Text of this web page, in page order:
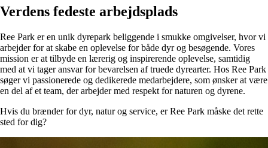
Verdens fedeste arbejdsplads
Ree Park er en unik dyrepark beliggende i smukke omgivelser, hvor vi
arbejder for at skabe en oplevelse for både dyr og besøgende. Vores
mission er at tilbyde en lærerig og inspirerende oplevelse, samtidig
med at vi tager ansvar for bevarelsen af truede dyrearter. Hos Ree Park
søger vi passionerede og dedikerede medarbejdere, som ønsker at være
en del af et team, der arbejder med respekt for naturen og dyrene.
Hvis du brænder for dyr, natur og service, er Ree Park måske det rette
sted for dig?